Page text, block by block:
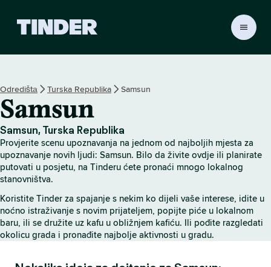
r
m
e
Odredištа Turska Republika Samsun
Samsun
Samsun, Turska Republika
Provjerite scenu upoznavanja na jednom od najboljih mjesta za
upoznavanje novih ljudi: Samsun. Bilo da živite ovdje ili planirate
putovati u posjetu, na Tinderu ćete pronaći mnogo lokalnog
stanovništva.
Koristite Tinder za spajanje s nekim ko dijeli vaše interese, idite u
noćno istraživanje s novim prijateljem, popijte piće u lokalnom
baru, ili se družite uz kafu u obližnjem kafiću. Ili pođite razgledati
okolicu grada i pronađite najbolje aktivnosti u gradu.